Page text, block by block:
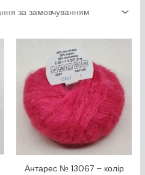
Антарес № 13067 – колір